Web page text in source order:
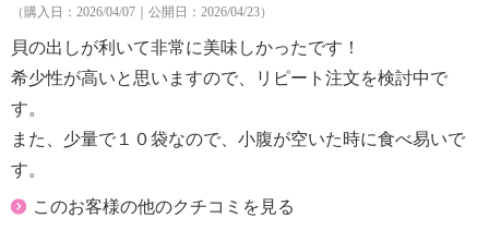
（購入日：2026/04/07｜公開日：2026/04/23）
貝の出しが利いて非常に美味しかったです！
希少性が高いと思いますので、リピート注文を検討中で
す。
また、少量で１０袋なので、小腹が空いた時に食べ易いで
す。
このお客様の他のクチコミを見る